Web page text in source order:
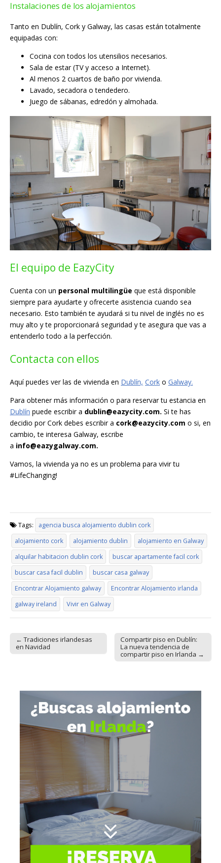
Instalaciones de los alojamientos
Tanto en Dublín, Cork y Galway, las casas están totalmente
equipadas con:
Cocina con todos los utensilios necesarios.
Sala de estar (TV y acceso a Internet).
Al menos 2 cuartos de baño por vivienda.
Lavado, secadora o tendedero.
Juego de sábanas, edredón y almohada.
El equipo de EazyCity
Cuenta con un personal multilingüe que está disponible
siempre para ayudarte y ofrecerte asistencia cuando sea
necesario. Esto también te ayudará si tu nivel de inglés no es
muy alto y te proporcionará seguridad y te asegura que vas a
entenderlo todo a la perfección.
Contacta con ellos
Aquí puedes ver las de vivienda en Dublín, Cork o Galway.
Para obtener más información o para reservar tu estancia en
Dublín puede escribir a dublin@eazycity.com. Si te has
decidio por Cork debes escribir a cork@eazycity.com o si, en
cambio, te interesa Galway, escribe
a info@eazygalway.com.
Vamos, la vivienda ya no es un problema para vivir tu
#LifeChanging!
Tags:
agencia busca alojamiento dublin cork
alojamiento cork
alojamiento dublin
alojamiento en Galway
alquilar habitacion dublin cork
buscar apartamente facil cork
buscar casa facil dublin
buscar casa galway
Encontrar Alojamiento galway
Encontrar Alojamiento irlanda
galway ireland
Vivir en Galway
Post navigation
← Tradiciones irlandesas
en Navidad
Compartir piso en Dublín:
La nueva tendencia de
compartir piso en Irlanda →